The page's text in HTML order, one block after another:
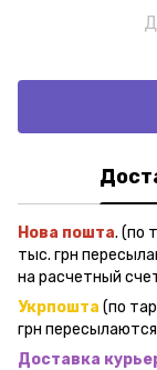
Нова пошта. (по
тыс. грн
на расчетный
Укрпошта (по
грн
Доставка